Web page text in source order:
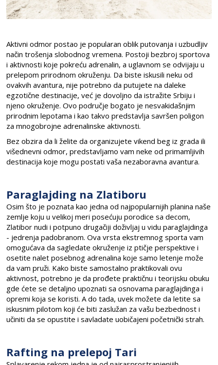
Aktivni odmor postao je popularan oblik putovanja i uzbudljiv
način trošenja slobodnog vremena. Postoji bezbroj sportova
i aktivnosti koje pokreću adrenalin, a uglavnom se odvijaju u
prelepom prirodnom okruženju. Da biste iskusili neku od
ovakvih avantura, nije potrebno da putujete na daleke
egzotične destinacije, već je dovoljno da istražite Srbiju i
njeno okruženje. Ovo područje bogato je nesvakidašnjim
prirodnim lepotama i kao takvo predstavlja savršen poligon
za mnogobrojne adrenalinske aktivnosti.
Bez obzira da li želite da organizujete vikend beg iz grada ili
višednevni odmor, predstavljamo vam neke od primamljivih
destinacija koje mogu postati vaša nezaboravna avantura.
Paraglajding na Zlatiboru
Osim što je poznata kao jedna od najpopularnijih planina naše
zemlje koju u velikoj meri posećuju porodice sa decom,
Zlatibor nudi i potpuno drugačiji doživljaj u vidu paraglajdinga
- jedrenja padobranom. Ova vrsta ekstremnog sporta vam
omogućava da sagledate okruženje iz ptičje perspektive i
osetite nalet posebnog adrenalina koje samo letenje može
da vam pruži. Kako biste samostalno praktikovali ovu
aktivnost, potrebno je da prođete praktičnu i teorijsku obuku
gde ćete se detaljno upoznati sa osnovama paraglajdinga i
opremi koja se koristi. A do tada, uvek možete da letite sa
iskusnim pilotom koji će biti zaslužan za vašu bezbednost i
učiniti da se opustite i savladate uobičajeni početnički strah.
Rafting na prelepoj Tari